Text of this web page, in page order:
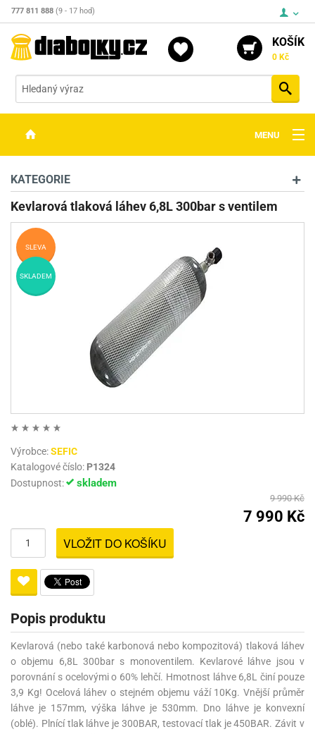
777 811 888 (9 - 17 hod)
KOŠÍK
0 Kč
MENU
OPTIKA
STŘELIVO
PŘÍSLUŠENSTVÍ
DETEKTORY KOVŮ
KATEGORIE
Kevlarová tlaková láhev 6,8L 300bar s ventilem
SLEVA
SKLADEM
Výrobce:SEFIC
Katalogové číslo: P1324
Dostupnost:
skladem
9 990 Kč
7 990 Kč
VLOŽIT DO KOŠÍKU
Popis produktu
Kevlarová (nebo také karbonová nebo kompozitová) tlaková láhev
o objemu 6,8L 300bar s monoventilem. Kevlarové láhve jsou v
porovnání s ocelovými o 60% lehčí. Hmotnost láhve 6,8L činí pouze
3,9 Kg! Ocelová láhev o stejném objemu váží 10Kg. Vnější průměr
láhve je 157mm, výška láhve je 530mm. Dno láhve je konvexní
(oblé). Plnící tlak láhve je 300BAR, testovací tlak je 450BAR. Závit v